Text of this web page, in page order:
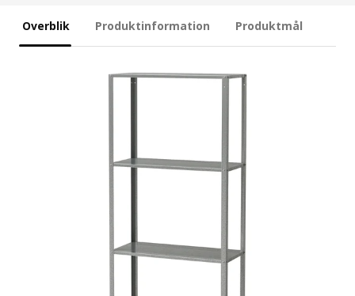
Overblik Produktinformation Produktmål